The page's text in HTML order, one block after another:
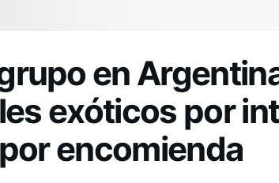
en
exóticos por
encomienda